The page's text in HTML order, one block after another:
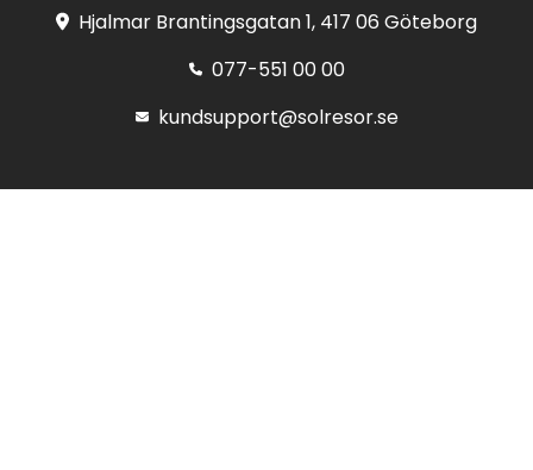
Hjalmar Brantingsgatan 1, 417 06 Göteborg
077-551 00 00
kundsupport@solresor.se